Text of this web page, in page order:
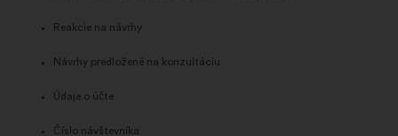
Reakcie na návrhy
Návrhy predložené na konzultáciu
Údaje o účte
Číslo návštevníka